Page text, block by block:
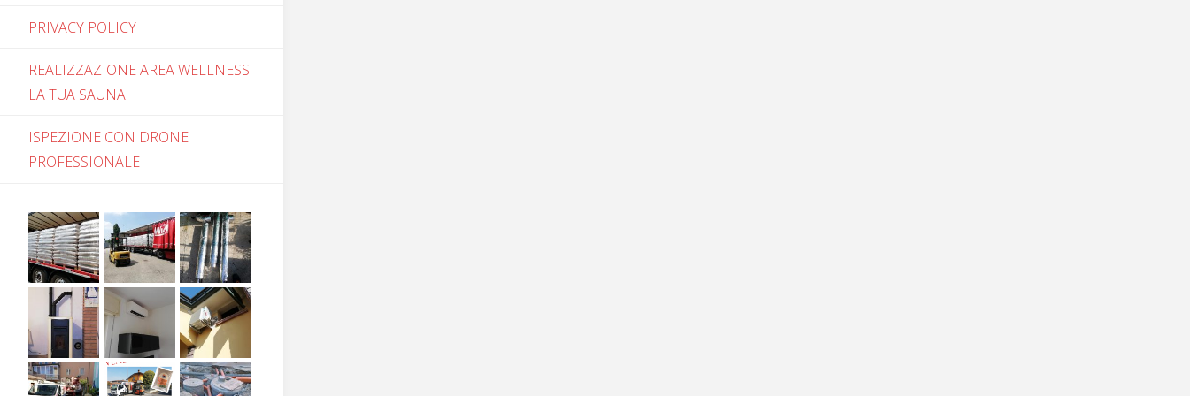
PRIVACY POLICY
REALIZZAZIONE AREA WELLNESS:
LA TUA SAUNA
ISPEZIONE CON DRONE
PROFESSIONALE